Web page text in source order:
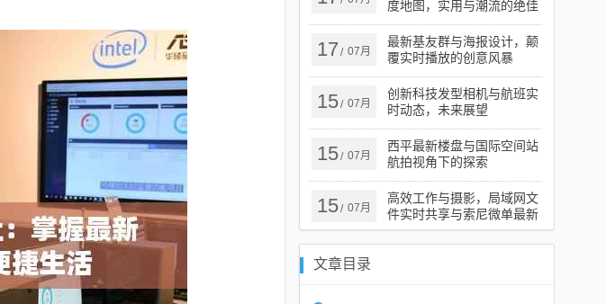
度地图，实用与潮流的绝佳
融合
17 / 07月
最新基友群与海报设计，颠
覆实时播放的创意风暴
15/ 07月
创新科技发型相机与航班实
时动态，未来展望
15/ 07月
西平最新楼盘与国际空间站
航拍视角下的探索
15/ 07月
高效工作与摄影，局域网文
件实时共享与索尼微单最新
报价指南
文章目录